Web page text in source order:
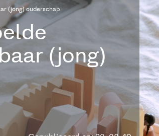
(jong) ouderschap
(jong)